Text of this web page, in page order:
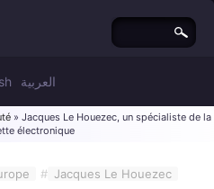
العربية
» Jacques Le Houezec, un spécialiste de la
électronique
# Jacques Le Houezec